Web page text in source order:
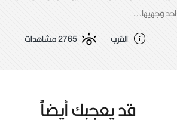
احد وجهيها...
القرب
2765 مشاهدات
قد يعجبك أيضاًً